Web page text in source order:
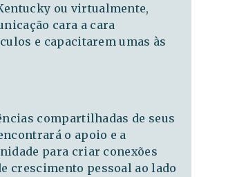
ou virtualmente,
cara a cara
e capacitarem umas às
compartilhadas de seus
o apoio e a
para criar conexões
crescimento pessoal ao lado